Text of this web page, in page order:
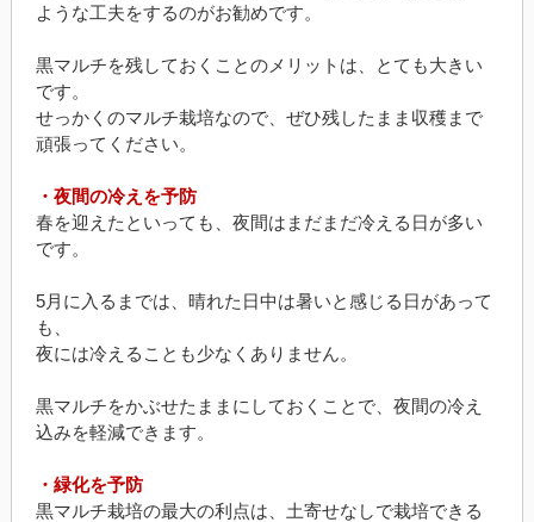
ような工夫をするのがお勧めです。
黒マルチを残しておくことのメリットは、とても大きい
です。
せっかくのマルチ栽培なので、ぜひ残したまま収穫まで
頑張ってください。
・夜間の冷えを予防
春を迎えたといっても、夜間はまだまだ冷える日が多い
です。
5月に入るまでは、晴れた日中は暑いと感じる日があって
も、
夜には冷えることも少なくありません。
黒マルチをかぶせたままにしておくことで、夜間の冷え
込みを軽減できます。
・緑化を予防
黒マルチ栽培の最大の利点は、土寄せなしで栽培できる